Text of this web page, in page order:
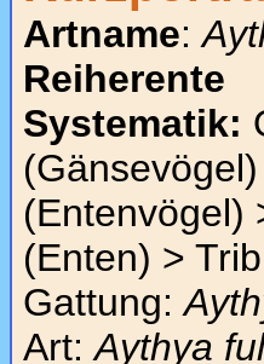
Artname:
Reiherente
Systematik:
(Enten) >
Gattung:
Art:Aythya